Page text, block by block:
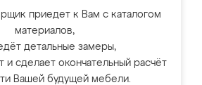
приедет к Вам с каталогом
материалов,
детальные замеры,
и сделает окончательный расчёт
Вашей будущей мебели.